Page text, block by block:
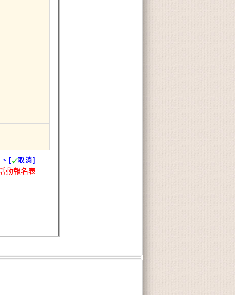
[ 取消]
動報名表